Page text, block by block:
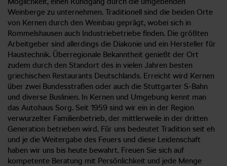
Weinberge zu unternehmen. Traditionell sind die beiden Orte
von Kernen durch den Weinbau geprägt, wobei sich in
Rommelshausen auch Industriebetriebe finden. Die größten
Arbeitgeber sind allerdings die Diakonie und ein Hersteller für
Haustechnik. Überregionale Bekanntheit genießt der Ort
zudem durch den Standort des in vielen Jahren besten
griechischen Restaurants Deutschlands. Erreicht wird Kernen
über zwei Bundesstraßen oder auch die Stuttgarter S-Bahn
und diverse Buslinien. In Kernen und Umgebung kennt man
das Autohaus Sorg. Seit 1959 sind wir ein in der Region
verwurzelter Familienbetrieb, der mittlerweile in der dritten
Generation betrieben wird. Für uns bedeutet Tradition seit eh
und je die Weitergabe des Feuers und diese Leidenschaft
haben wir uns bis heute bewahrt. Freuen Sie sich auf
kompetente Beratung mit Persönlichkeit und jede Menge